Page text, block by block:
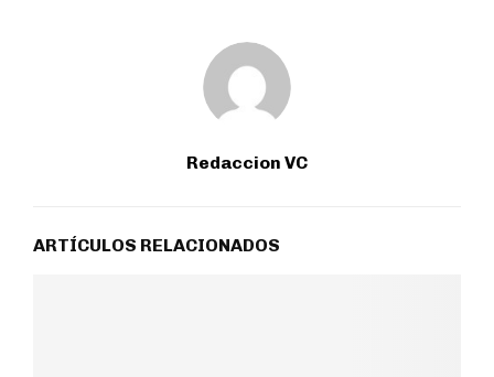
Redaccion VC
ARTÍCULOS RELACIONADOS